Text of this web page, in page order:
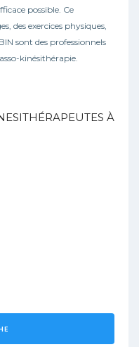
possible. Ce
des exercices physiques,
sont des professionnels
kinésithérapie.
À